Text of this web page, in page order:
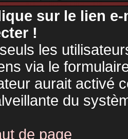
sur le lien
!
les
via le
aurait activé
du
de page